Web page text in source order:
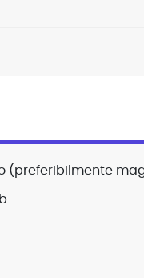
(preferibilmente